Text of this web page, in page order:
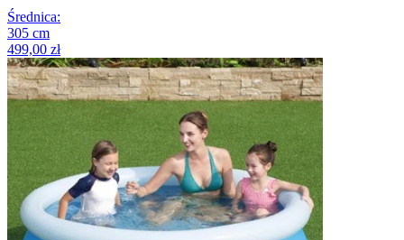
Średnica:
305 cm
499,00 zł